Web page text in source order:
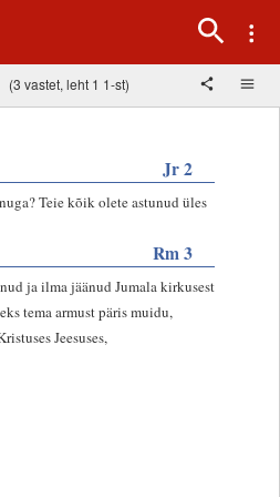
(3 vastet, leht 1 1-st)
Jr 2
Teie kõik olete astunud üles
Rm 3
ja ilma jäänud Jumala kirkusest
tema armust päris muidu,
Jeesuses,